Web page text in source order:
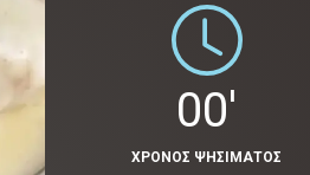
00'
ΧΡΟΝΟΣ ΨΗΣΙΜΑΤΟΣ